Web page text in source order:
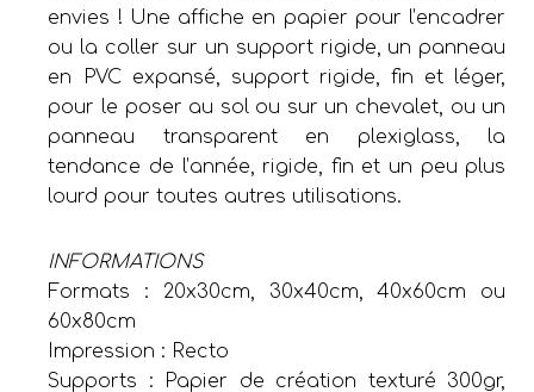
envies ! Une affiche en papier pour l’encadrer
ou la coller sur un support rigide, un panneau
en PVC expansé, support rigide, fin et léger,
pour le poser au sol ou sur un chevalet, ou un
panneau transparent en plexiglass, la
tendance de l’année, rigide, fin et un peu plus
lourd pour toutes autres utilisations.
INFORMATIONS
Formats : 20x30cm, 30x40cm, 40x60cm ou
60x80cm
Impression : Recto
Supports : Papier de création texturé 300gr,